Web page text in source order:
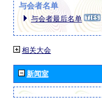
与会者名单
与会者最后名单
相关大会
新闻室